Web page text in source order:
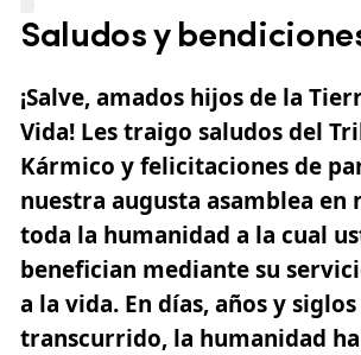
Saludos y
¡Salve, amados hijos de la
Vida! Les traigo saludos del
Kármico y felicitaciones de
nuestra augusta asamblea en
toda la humanidad a la cual
benefician mediante su
a la vida. En días, años y
transcurrido, la humanidad